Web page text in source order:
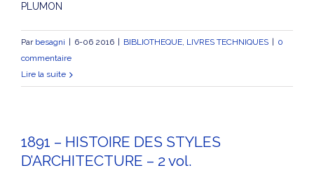
PLUMON
Par besagni 6-06 2016 BIBLIOTHEQUE, LIVRES TECHNIQUES
0
commentaire
Lire la suite
1891 – HISTOIRE DES STYLES
D’ARCHITECTURE – 2 vol.